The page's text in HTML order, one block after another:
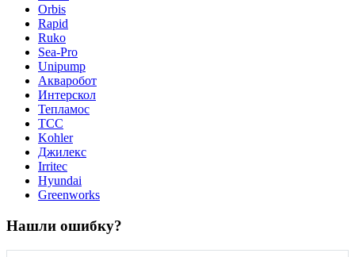
Orbis
Rapid
Ruko
Sea-Pro
Unipump
Акваробот
Интерскол
Тепламос
ТСС
Kohler
Джилекс
Irritec
Hyundai
Greenworks
Нашли ошибку?